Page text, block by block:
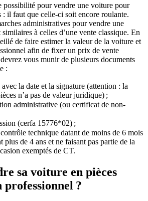
possibilité pour vendre une voiture pour
: il faut que celle-ci soit encore roulante.
administratives pour vendre une
à celles d’une vente classique. En
de faire estimer la valeur de la voiture et
afin de fixer un prix de vente
vous munir de plusieurs documents
:
la date et la signature (attention : la
n’a pas de valeur juridique) ;
administrative (ou certificat de non-
(cerfa 15776*02) ;
technique datant de moins de 6 mois
plus de 4 ans et ne faisant pas partie de la
exemptés de CT.
sa voiture en pièces
professionnel ?